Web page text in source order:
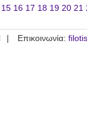
15 16 17 18 19 20 21
Επικοινωνία: